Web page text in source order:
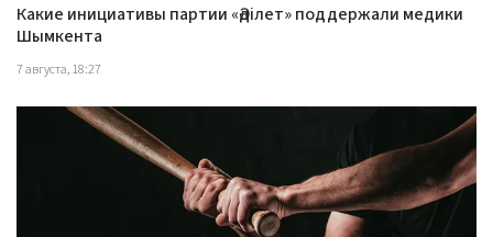
Какие инициативы партии «Әділет» поддержали медики
Шымкента
7 августа, 18:27